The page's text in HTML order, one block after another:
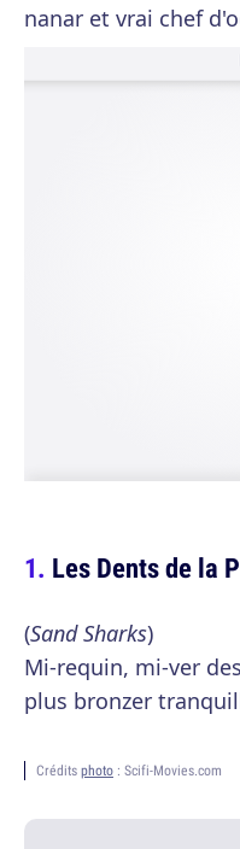
nanar et vrai chef
Les Dents de la
(Sand Sharks)
Mi-requin, mi-ver
plus bronzer
Crédits photo : Scifi-Movies.com